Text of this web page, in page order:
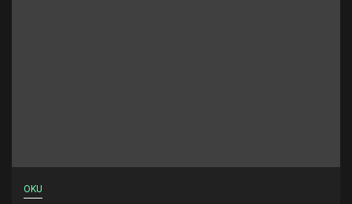
OKU